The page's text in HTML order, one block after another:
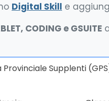
Digital Skill e
CODING e GSUITE
Supplenti